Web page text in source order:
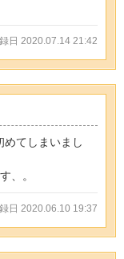
日 2020.07.14 21:42
てしまいまし
、。
日 2020.06.10 19:37